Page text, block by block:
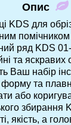
Опис
KDS для
ряд KDS
та яскравих
Ваш набір
та
або
збирання
якість, а